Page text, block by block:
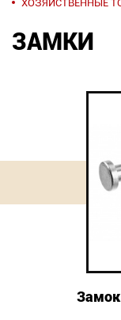
О компании
Оформление
ХОЗЯЙСТВЕННЫЕ
ЗАМКИ